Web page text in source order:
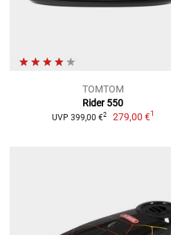
TOMTOM
Rider 550
UVP 399,00 €2 279,00 €1